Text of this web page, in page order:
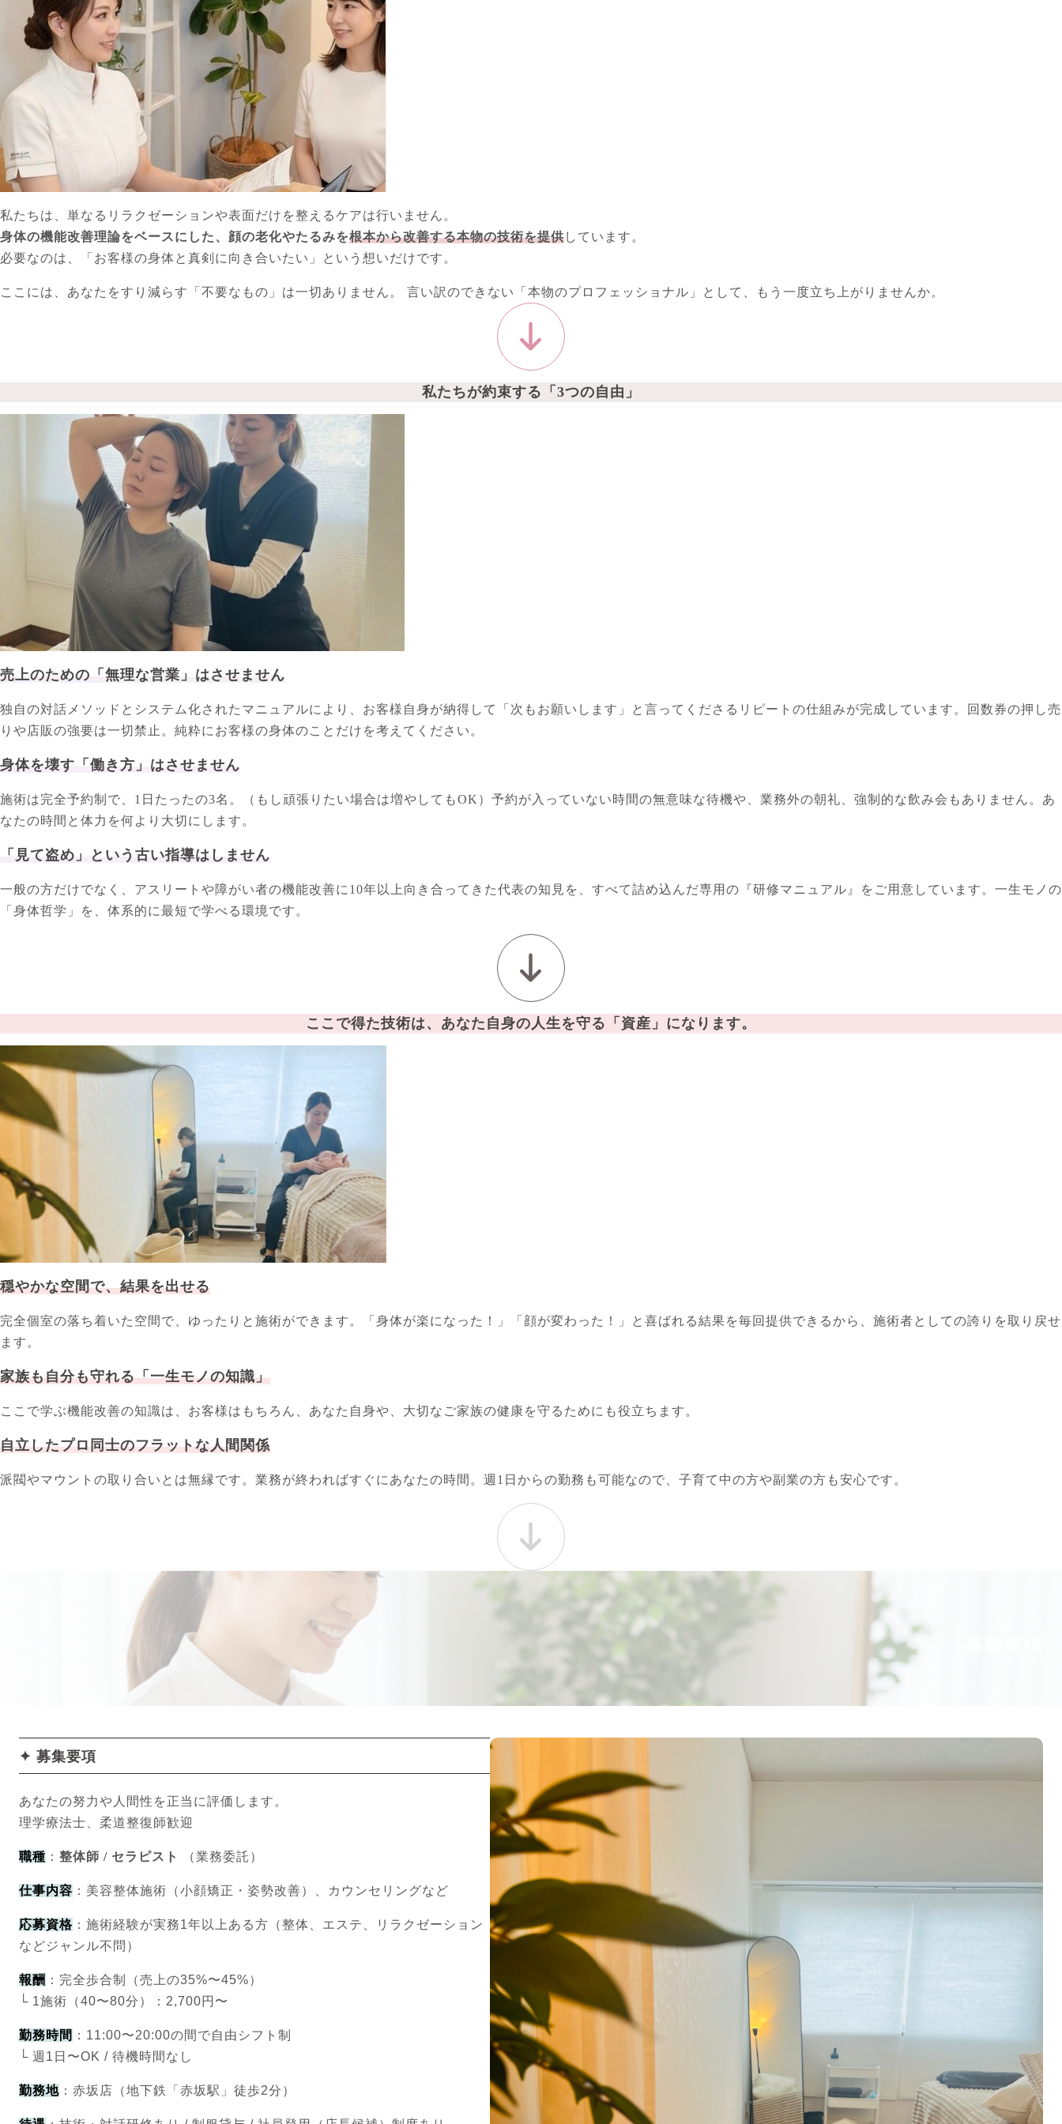
私たちは、単なるリラクゼーションや表面だけを整えるケアは行いません。
身体の機能改善理論をベースにした、顔の老化やたるみを根本から改善する本物の技術を提供しています。
必要なのは、「お客様の身体と真剣に向き合いたい」という想いだけです。
ここには、あなたをすり減らす「不要なもの」は一切ありません。 言い訳のできない「本物のプロフェッショナル」として、もう一度立ち上がりませんか。
私たちが約束する「3つの自由」
売上のための「無理な営業」はさせません
独自の対話メソッドとシステム化されたマニュアルにより、お客様自身が納得して「次もお願いします」と言ってくださるリピートの仕組みが完成しています。回数券の押し売
りや店販の強要は一切禁止。純粋にお客様の身体のことだけを考えてください。
身体を壊す「働き方」はさせません
施術は完全予約制で、1日たったの3名。（もし頑張りたい場合は増やしてもOK）予約が入っていない時間の無意味な待機や、業務外の朝礼、強制的な飲み会もありません。あ
なたの時間と体力を何より大切にします。
「見て盗め」という古い指導はしません
一般の方だけでなく、アスリートや障がい者の機能改善に10年以上向き合ってきた代表の知見を、すべて詰め込んだ専用の『研修マニュアル』をご用意しています。一生モノの
「身体哲学」を、体系的に最短で学べる環境です。
ここで得た技術は、あなた自身の人生を守る「資産」になります。
穏やかな空間で、結果を出せる
完全個室の落ち着いた空間で、ゆったりと施術ができます。「身体が楽になった！」「顔が変わった！」と喜ばれる結果を毎回提供できるから、施術者としての誇りを取り戻せ
ます。
家族も自分も守れる「一生モノの知識」
ここで学ぶ機能改善の知識は、お客様はもちろん、あなた自身や、大切なご家族の健康を守るためにも役立ちます。
自立したプロ同士のフラットな人間関係
派閥やマウントの取り合いとは無縁です。業務が終わればすぐにあなたの時間。週1日からの勤務も可能なので、子育て中の方や副業の方も安心です。
✦ 募集要項
あなたの努力や人間性を正当に評価します。
理学療法士、柔道整復師歓迎
職種 ： 整体師 / セラピスト （業務委託）
仕事内容 ：美容整体施術（小顔矯正・姿勢改善）、カウンセリングなど
応募資格 ：施術経験が実務1年以上ある方（整体、エステ、リラクゼーション
などジャンル不問）
報酬 ：完全歩合制（売上の35%〜45%）
└ 1施術（40〜80分）：2,700円〜
勤務時間 ：11:00〜20:00の間で自由シフト制
└ 週1日〜OK / 待機時間なし
勤務地 ：赤坂店（地下鉄「赤坂駅」徒歩2分）